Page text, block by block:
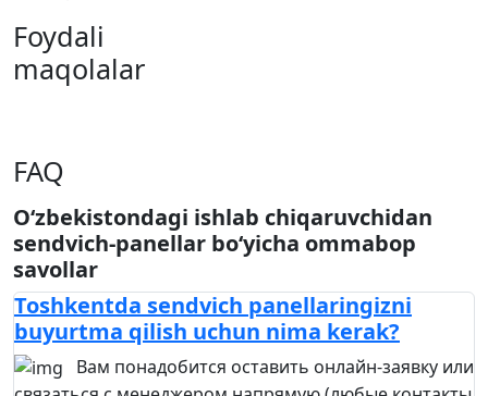
Foydali
maqolalar
FAQ
O‘zbekistondagi ishlab chiqaruvchidan
sendvich-panellar bo‘yicha ommabop
savollar
Toshkentda sendvich panellaringizni
buyurtma qilish uchun nima kerak?
Вам понадобится оставить онлайн-заявку или